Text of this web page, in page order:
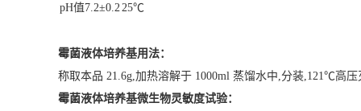
pH值7.2±0.2 25℃
霉菌液体培养基用法：
称取本品 21.6g,加热溶解于 1000ml 蒸馏水中,分装,121℃高
霉菌液体培养基微生物灵敏度试验：